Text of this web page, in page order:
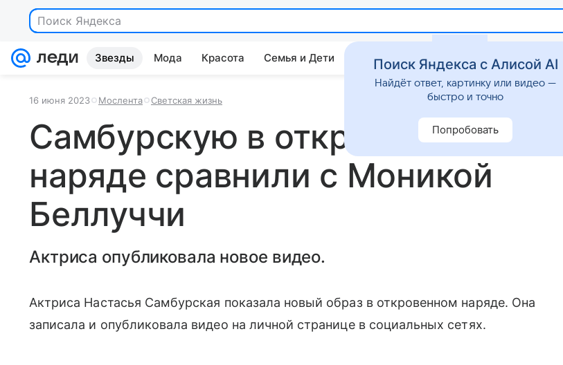
Поиск Яндекса
Звезды Мода Красота Семья и Дети Дом Гороскопы Стиль жизни
16 июня 2023 Мослента Светская жизнь
Самбурскую в откровенном
наряде сравнили с Моникой
Беллуччи
Актриса опубликовала новое видео.
Актриса Настасья Самбурская показала новый образ в откровенном наряде. Она
записала и опубликовала видео на личной странице в социальных сетях.
Поиск Яндекса с Алисой AI
Найдёт ответ, картинку или видео —
быстро и точно
Попробовать